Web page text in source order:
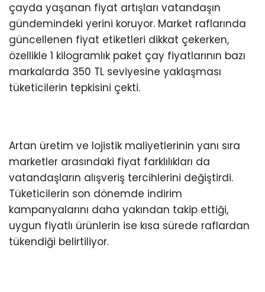
çayda yaşanan fiyat artışları vatandaşın
gündemindeki yerini koruyor. Market raflarında
güncellenen fiyat etiketleri dikkat çekerken,
özellikle 1 kilogramlık paket çay fiyatlarının bazı
markalarda 350 TL seviyesine yaklaşması
tüketicilerin tepkisini çekti.
Artan üretim ve lojistik maliyetlerinin yanı sıra
marketler arasındaki fiyat farklılıkları da
vatandaşların alışveriş tercihlerini değiştirdi.
Tüketicilerin son dönemde indirim
kampanyalarını daha yakından takip ettiği,
uygun fiyatlı ürünlerin ise kısa sürede raflardan
tükendiği belirtiliyor.